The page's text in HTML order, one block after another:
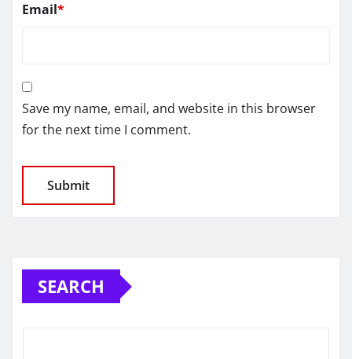
Email*
Save my name, email, and website in this browser
for the next time I comment.
SEARCH